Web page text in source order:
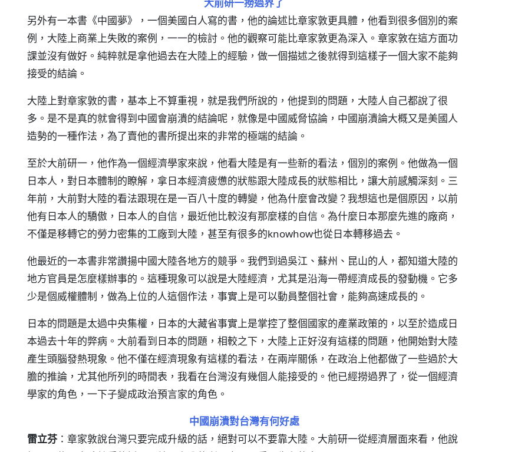
另外有一本書《中國夢》，一個美國白人寫的書，他的論述比章家敦更具體，他看到很多個別的案
例，大陸上商業上失敗的案例，一一的檢討。他的觀察可能比章家敦更為深入。章家敦在這方面功
課並沒有做好。純粹就是拿他過去在大陸上的經驗，做一個描述之後就得到這樣子一個大家不能夠
接受的結論。
大陸上對章家敦的書，基本上不算重視，就是我們所說的，他提到的問題，大陸人自己都說了很
多。是不是真的就會得到中國會崩潰的結論呢，就像是中國威脅協論，中國崩潰論大概又是美國人
造勢的一種作法，為了賣他的書所提出來的非常的極端的結論。
至於大前研一，他作為一個經濟學家來說，他看大陸是有一些新的看法，個別的案例。他做為一個
日本人，對日本體制的瞭解，拿日本經濟疲憊的狀態跟大陸成長的狀態相比，讓大前感觸深刻。三
年前，大前對大陸的看法跟現在是一百八十度的轉變，他為什麼會改變？我想這也是個原因，以前
他有日本人的驕傲，日本人的自信，最近他比較沒有那麼樣的自信。為什麼日本那麼先進的廠商，
不僅是移轉它的勞力密集的工廠到大陸，甚至有很多的knowhow也從日本轉移過去。
他最近的一本書非常讚揚中國大陸各地方的競爭。我們到過吳江、蘇州、昆山的人，都知道大陸的
地方官員是怎麼樣辦事的。這種現象可以說是大陸經濟，尤其是沿海一帶經濟成長的發動機。它多
少是個威權體制，做為上位的人這個作法，事實上是可以動員整個社會，能夠高速成長的。
日本的問題是太過中央集權，日本的大藏省事實上是掌控了整個國家的產業政策的，以至於造成日
本過去十年的弊病。大前看到日本的問題，相較之下，大陸上正好沒有這樣的問題，他開始對大陸
產生頭腦發熱現象。他不僅在經濟現象有這樣的看法，在兩岸關係，在政治上他都做了一些過於大
膽的推論，尤其他所列的時間表，我看在台灣沒有幾個人能接受的。他已經撈過界了，從一個經濟
學家的角色，一下子變成政治預言家的角色。
中國崩潰對台灣有何好處
雷立芬：章家敦說台灣只要完成升級的話，絕對可以不要靠大陸。大前研一從經濟層面來看，他說